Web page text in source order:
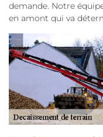
demande. Notre
en amont qui va